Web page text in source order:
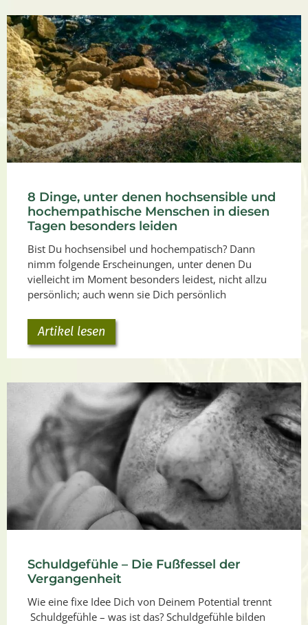
8 Dinge, unter denen hochsensible und
hochempathische Menschen in diesen
Tagen besonders leiden
Bist Du hochsensibel und hochempatisch? Dann
nimm folgende Erscheinungen, unter denen Du
vielleicht im Moment besonders leidest, nicht allzu
persönlich; auch wenn sie Dich persönlich
Artikel lesen
Schuldgefühle – Die Fußfessel der
Vergangenheit
Wie eine fixe Idee Dich von Deinem Potential trennt
Schuldgefühle – was ist das? Schuldgefühle bilden